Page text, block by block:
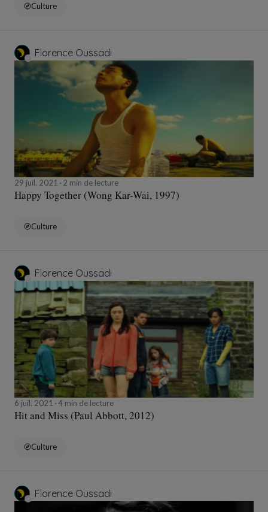
Culture
Florence Oussadi
29 juil. 2021 2 min de lecture
Happy Together (Wong Kar-Wai, 1997)
Culture
Florence Oussadi
6 juil. 2021 4 min de lecture
Hit and Miss (Paul Abbott, 2012)
Culture
Florence Oussadi